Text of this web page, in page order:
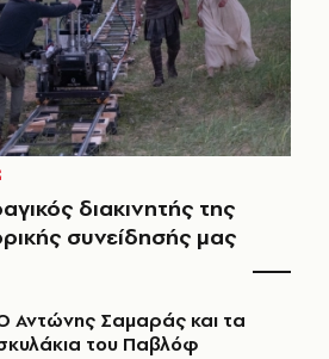
διακινητής της
συνείδησής μας
Αντώνης Σαμαράς και τα
του Παβλόφ